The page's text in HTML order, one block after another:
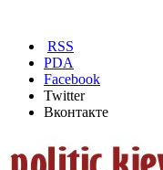
RSS
PDA
Facebook
Twitter
Вконтакте